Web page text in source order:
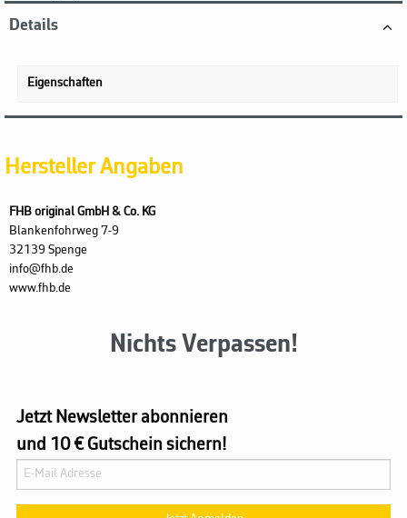
Details
Eigenschaften
Hersteller Angaben
FHB original GmbH & Co. KG
Blankenfohrweg 7-9
32139 Spenge
info@fhb.de
www.fhb.de
Nichts Verpassen!
Jetzt Newsletter abonnieren
und 10 € Gutschein sichern!